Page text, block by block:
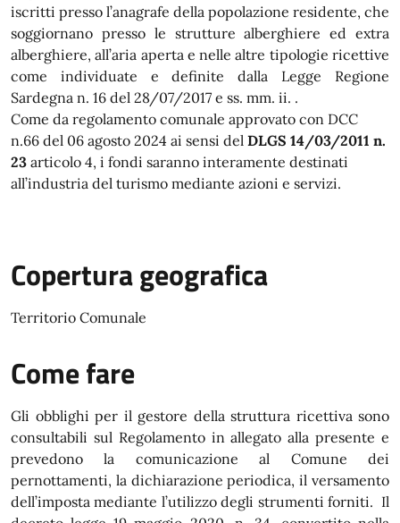
iscritti presso l’anagrafe della popolazione residente, che
soggiornano presso le strutture alberghiere ed extra
alberghiere, all’aria aperta e nelle altre tipologie ricettive
come individuate e definite dalla Legge Regione
Sardegna n. 16 del 28/07/2017 e ss. mm. ii. .
Come da regolamento comunale approvato con DCC
n.66 del 06 agosto 2024 ai sensi del DLGS 14/03/2011 n.
23 articolo 4, i fondi saranno interamente destinati
all’industria del turismo mediante azioni e servizi.
Copertura geografica
Territorio Comunale
Come fare
Gli obblighi per il gestore della struttura ricettiva sono
consultabili sul Regolamento in allegato alla presente e
prevedono la comunicazione al Comune dei
pernottamenti, la dichiarazione periodica, il versamento
dell’imposta mediante l’utilizzo degli strumenti forniti. Il